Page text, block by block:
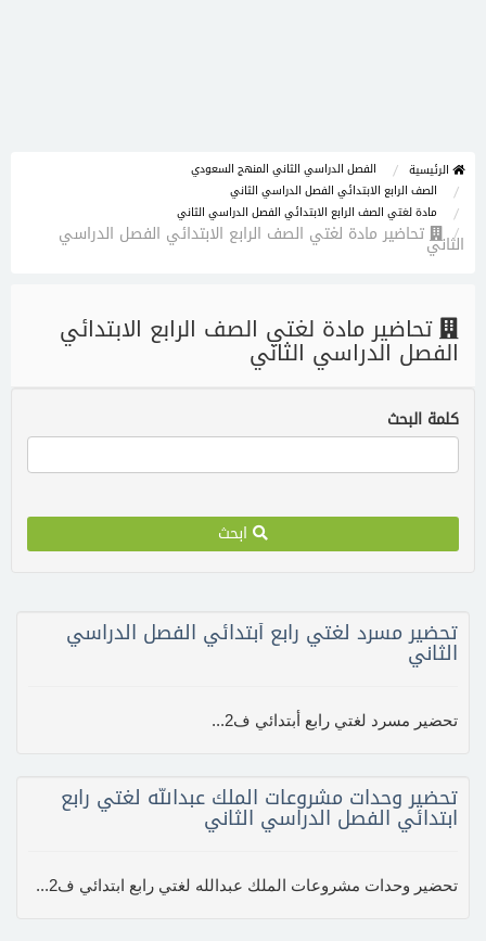
الرئيسية
الفصل الدراسي الثاني المنهج السعودي
الصف الرابع الابتدائي الفصل الدراسي الثاني
مادة لغتي الصف الرابع الابتدائي الفصل الدراسي الثاني
تحاضير مادة لغتي الصف الرابع الابتدائي الفصل الدراسيالثاني
تحاضير مادة لغتي الصف الرابع الابتدائي
الفصل الدراسي الثاني
كلمة البحث
ابحث
تحضير مسرد لغتي رابع أبتدائي الفصل الدراسي
الثاني
تحضير مسرد لغتي رابع أبتدائي ف2...
تحضير وحدات مشروعات الملك عبدالله لغتي رابع
ابتدائي الفصل الدراسي الثاني
تحضير وحدات مشروعات الملك عبدالله لغتي رابع ابتدائي ف2...